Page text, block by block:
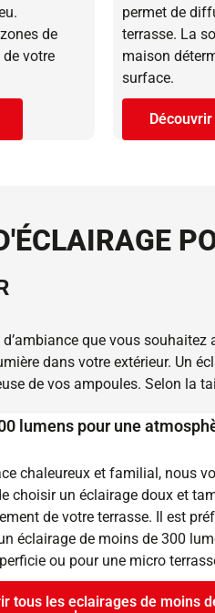
de
votre
permet de
terrasse. La
maison
surface.
que vous
dans votre extérieur. Un
de vos ampoules. Selon la
lumens pour une
chaleureux et familial, nous
choisir un éclairage doux et
de votre terrasse. Il est
éclairage de moins de 300
ou pour une micro
tous les eclairages de moins